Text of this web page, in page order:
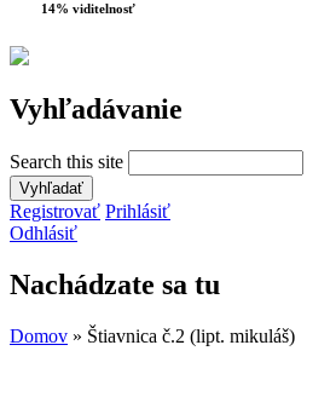
14% viditelnosť
Vyhľadávanie
Search this site
Registrovať Prihlásiť
Odhlásiť
Nachádzate sa tu
Domov » Štiavnica č.2 (lipt. mikuláš)